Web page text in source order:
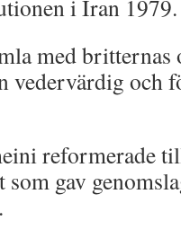
i Iran 1979.
med britternas
vedervärdig och
reformerade
som gav